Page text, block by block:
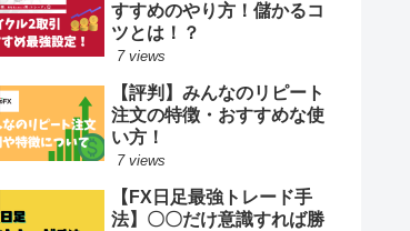
すすめのやり方！儲かるコ
ツとは！？
7 views
【評判】みんなのリピート
注文の特徴・おすすめな使
い方！
7 views
【FX日足最強トレード手
法】〇〇だけ意識すれば勝